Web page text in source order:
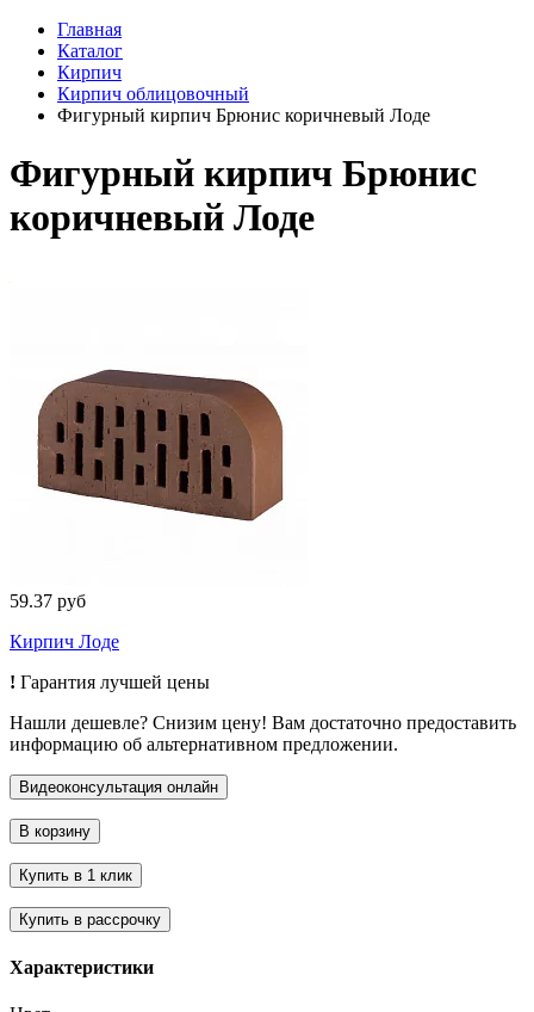
Главная
Каталог
Кирпич
Кирпич облицовочный
Фигурный кирпич Брюнис коричневый Лоде
Фигурный кирпич Брюнис
коричневый Лоде
59.37 руб
Кирпич Лоде
! Гарантия лучшей цены
Нашли дешевле? Снизим цену! Вам достаточно предоставить
информацию об альтернативном предложении.
Характеристики